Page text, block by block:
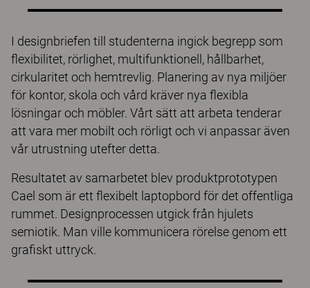
I designbriefen till studenterna ingick begrepp som
flexibilitet, rörlighet, multifunktionell, hållbarhet,
cirkularitet och hemtrevlig. Planering av nya miljöer
för kontor, skola och vård kräver nya flexibla
lösningar och möbler. Vårt sätt att arbeta tenderar
att vara mer mobilt och rörligt och vi anpassar även
vår utrustning utefter detta.
Resultatet av samarbetet blev produktprototypen
Cael som är ett flexibelt laptopbord för det offentliga
rummet. Designprocessen utgick från hjulets
semiotik. Man ville kommunicera rörelse genom ett
grafiskt uttryck.